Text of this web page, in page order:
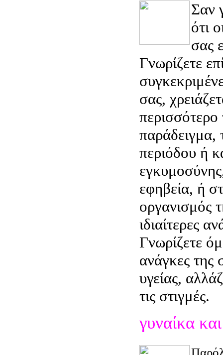
Σαν
ότι
σας
Γνωρίζετε
σας,
παράδειγμα,
περιόδου ή
εφηβεία, ή
οργανισμός
ιδιαίτερες
Γνωρίζετε
ανάγκες της
υγείας,
τις στιγμές.
γυναίκα